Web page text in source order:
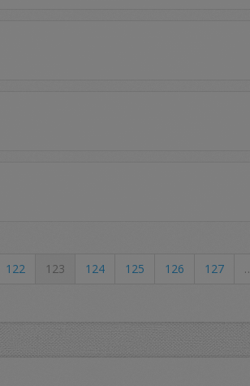
122 123 124 125 126 127